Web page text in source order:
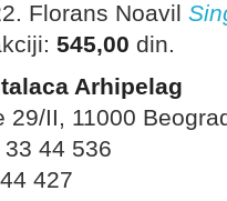
Florans Noavil
545,00 din.
Arhipelag
29/II, 11000
33 44 536
427